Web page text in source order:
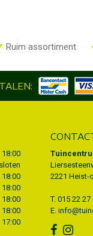
Ruim assortiment
18:00
18:00
18:00
18:00
18:00
17:00
2221 Heist-
T. 015 22 27
E.